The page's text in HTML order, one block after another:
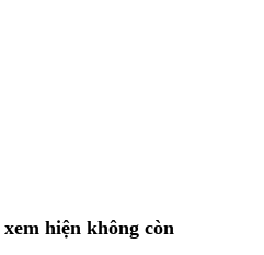
hiện không còn